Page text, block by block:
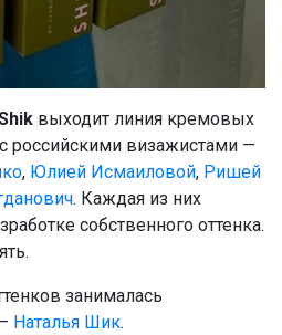
выходит линия кремовых
российскими визажистами —
, Юлией Исмаиловой, Ришей
. Каждая из них
собственного оттенка.
занималась
Наталья Шик.